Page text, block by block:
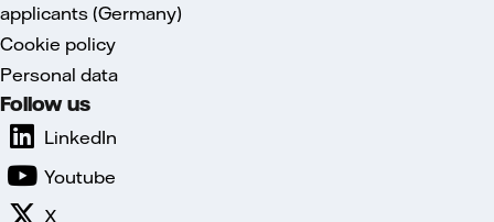
applicants (Germany)
Cookie policy
Personal data
Follow us
LinkedIn
Youtube
X